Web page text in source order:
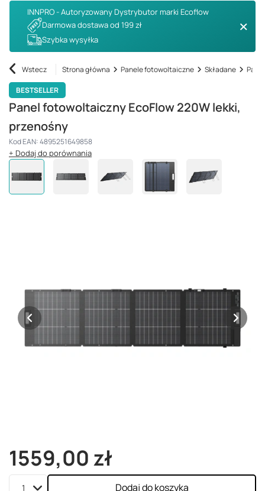
INNPRO - Autoryzowany Dystrybutor marki Ecoflow
Darmowa dostawa od 199 zł
Szybka wysyłka
Wstecz Strona główna Panele fotowoltaiczne Składane
BESTSELLER
Panel fotowoltaiczny EcoFlow 220W lekki,
przenośny
Kod EAN: 4895251649858
+ Dodaj do porównania
1559,00 zł
Dodaj do koszyka